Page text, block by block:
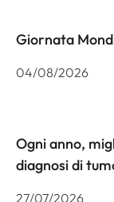
Giornata
04/08/2026
Ogni anno,
diagnosi di
27/07/2026